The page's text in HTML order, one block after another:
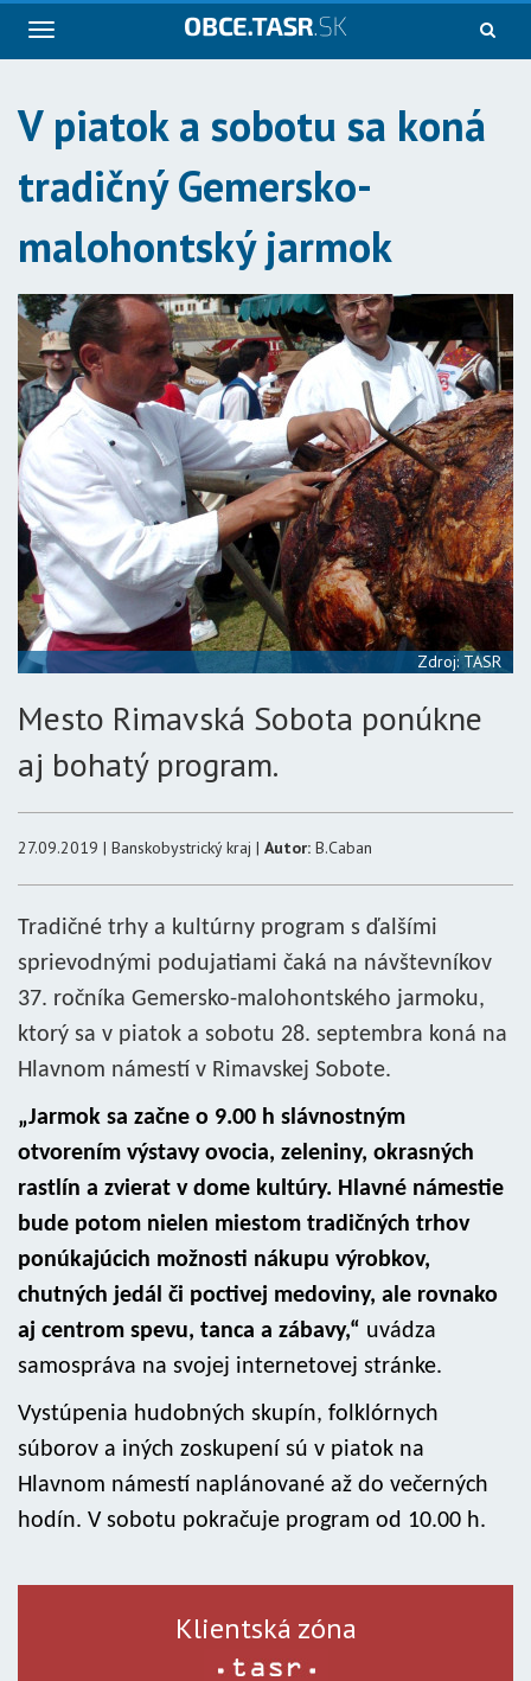
Navigácia
V piatok a sobotu sa koná
tradičný Gemersko-
malohontský jarmok
Zdroj: TASR
Mesto Rimavská Sobota ponúkne
aj bohatý program.
27.09.2019 | Banskobystrický kraj | Autor: B.Caban
Tradičné trhy a kultúrny program s ďalšími
sprievodnými podujatiami čaká na návštevníkov
37. ročníka Gemersko-malohontského jarmoku,
ktorý sa v piatok a sobotu 28. septembra koná na
Hlavnom námestí v Rimavskej Sobote.
„Jarmok sa začne o 9.00 h slávnostným
otvorením výstavy ovocia, zeleniny, okrasných
rastlín a zvierat v dome kultúry. Hlavné námestie
bude potom nielen miestom tradičných trhov
ponúkajúcich možnosti nákupu výrobkov,
chutných jedál či poctivej medoviny, ale rovnako
aj centrom spevu, tanca a zábavy,“ uvádza
samospráva na svojej internetovej stránke.
Vystúpenia hudobných skupín, folklórnych
súborov a iných zoskupení sú v piatok na
Hlavnom námestí naplánované až do večerných
hodín. V sobotu pokračuje program od 10.00 h.
Klientská zóna